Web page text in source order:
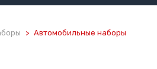
Автомобильные наборы